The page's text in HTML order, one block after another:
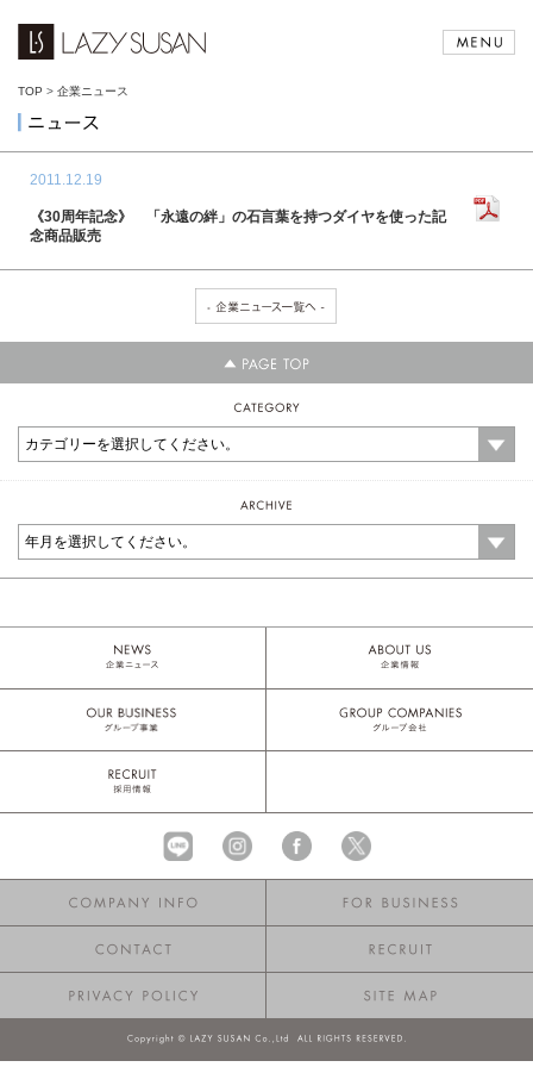
TOP > 企業ニュース
2011.12.19
《30周年記念》 「永遠の絆」の石言葉を持つダイヤを使った記
念商品販売